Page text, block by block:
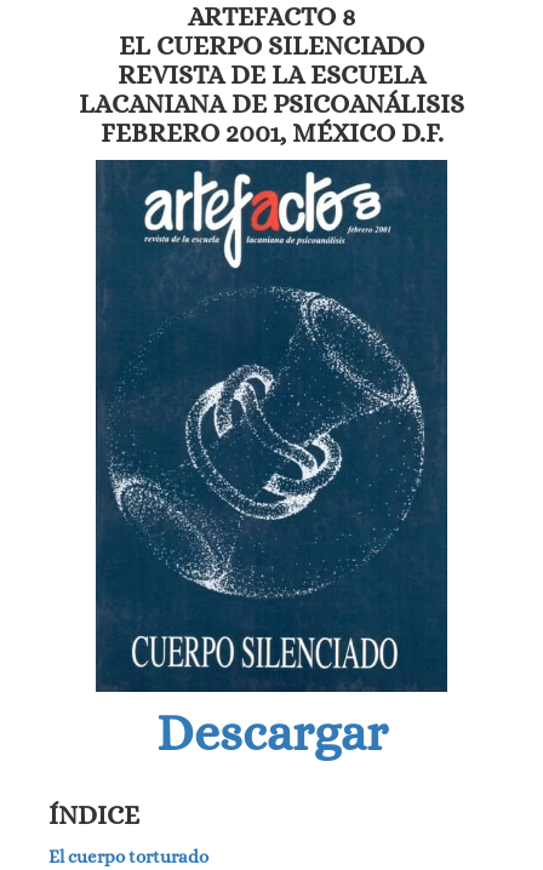
ARTEFACTO 8
EL CUERPO SILENCIADO
REVISTA DE LA ESCUELA
LACANIANA DE PSICOANÁLISIS
FEBRERO 2001, MÉXICO D.F.
Descargar
ÍNDICE
El cuerpo torturado